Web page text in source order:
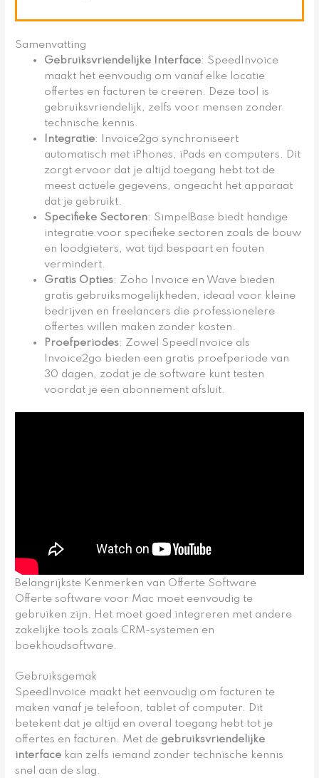
Samenvatting
Gebruiksvriendelijke Interface: SpeedInvoice
maakt het eenvoudig om vanaf elke locatie
offertes en facturen te creëren. Deze tool is
gebruiksvriendelijk, zelfs voor mensen zonder
technische kennis.
Integratie: Invoice2go synchroniseert
automatisch met iPhones, iPads en computers. Dit
zorgt ervoor dat je altijd toegang hebt tot de
meest actuele gegevens, ongeacht het apparaat
dat je gebruikt.
Specifieke Sectoren: SimpelBase biedt handige
integratie voor specifieke sectoren zoals de bouw
en loodgieters, wat tijd bespaart en fouten
vermindert.
Gratis Opties: Zoho Invoice en Wave bieden
gratis gebruiksmogelijkheden, ideaal voor kleine
bedrijven en freelancers die professionelere
offertes willen maken zonder kosten.
Proefperiodes: Zowel SpeedInvoice als
Invoice2go bieden een gratis proefperiode van
30 dagen, zodat je de software kunt testen
voordat je een abonnement afsluit.
Belangrijkste Kenmerken van Offerte Software
Offerte software voor Mac moet eenvoudig te
gebruiken zijn. Het moet goed integreren met andere
zakelijke tools zoals CRM-systemen en
boekhoudsoftware.
Gebruiksgemak
SpeedInvoice maakt het eenvoudig om facturen te
maken vanaf je telefoon, tablet of computer. Dit
betekent dat je altijd en overal toegang hebt tot je
offertes en facturen. Met de gebruiksvriendelijke
interface kan zelfs iemand zonder technische kennis
snel aan de slag.